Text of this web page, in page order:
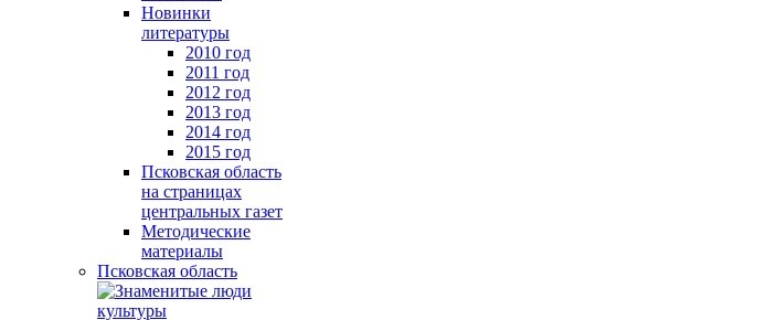
Новинки
литературы
2010 год
2011 год
2012 год
2013 год
2014 год
2015 год
Псковская область
на страницах
центральных газет
Методические
материалы
Псковская область